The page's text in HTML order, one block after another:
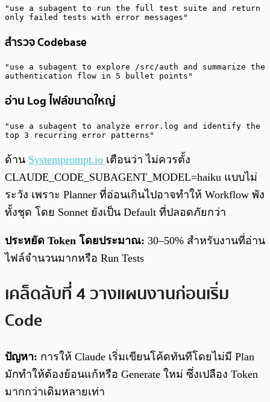
"use a subagent to run the full test suite and return
only failed tests with error messages"
สำรวจ Codebase
"use a subagent to explore /src/auth and summarize the
authentication flow in 5 bullet points"
อ่าน Log ไฟล์ขนาดใหญ่
"use a subagent to analyze error.log and identify the
top 3 recurring error patterns"
ด้าน Systemprompt.io เตือนว่า ไม่ควรตั้ง
CLAUDE_CODE_SUBAGENT_MODEL=haiku แบบไม่
ระวัง เพราะ Planner ที่อ่อนเกินไปอาจทำให้ Workflow พัง
ทั้งชุด โดย Sonnet ยังเป็น Default ที่ปลอดภัยกว่า
ประหยัด Token โดยประมาณ: 30–50% สำหรับงานที่อ่าน
ไฟล์จำนวนมากหรือ Run Tests
เคล็ดลับที่ 4 วางแผนงานก่อนเริ่ม
Code
ปัญหา: การให้ Claude เริ่มเขียนโค้ดทันทีโดยไม่มี Plan
มักทำให้ต้องย้อนแก้หรือ Generate ใหม่ ซึ่งเปลือง Token
มากกว่าเดิมหลายเท่า